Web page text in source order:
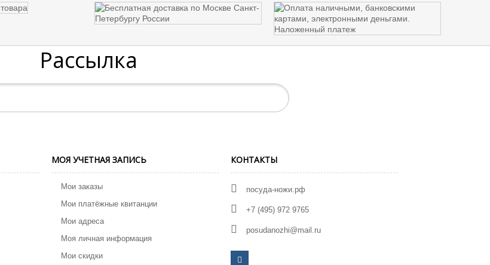
Рассылка
МОЯ УЧЕТНАЯ ЗАПИСЬ
Мои заказы
Мои платёжные квитанции
Мои адреса
Моя личная информация
Мои скидки
КОНТАКТЫ
посуда-ножи.рф
+7 (495) 972 9765
posudanozhi@mail.ru